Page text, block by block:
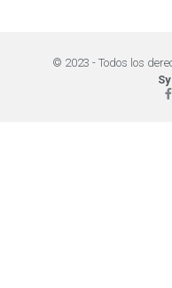
© 2023 - Todos los